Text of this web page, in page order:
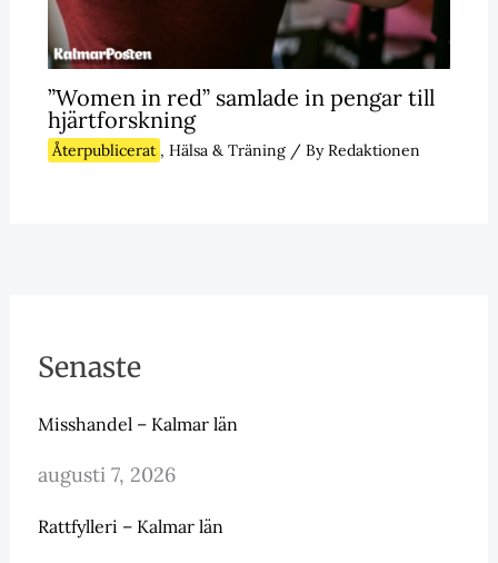
”Women in red” samlade in pengar till
hjärtforskning
Återpublicerat , Hälsa & Träning/ ByRedaktionen
Senaste
Misshandel – Kalmar län
augusti 7, 2026
Rattfylleri – Kalmar län